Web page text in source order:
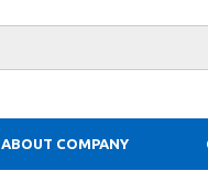
ABOUT COMPANY